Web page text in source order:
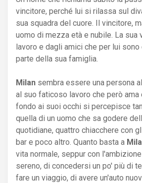
vincitore, perché lui si rilassa sul
sua squadra del cuore. Il vincitore,
uomo di mezza età e nubile. La sua
lavoro e dagli amici che per lui
parte della sua famiglia.
Milan sembra essere una persona
al suo faticoso lavoro che però ama
fondo ai suoi occhi si percepisce
quella di un uomo che sa godere
quotidiane, quattro chiacchere con
bar e poco altro. Quanto basta a
vita normale, seppur con
sereno, di concedersi un po' più di
fare un viaggio, di avere un'auto